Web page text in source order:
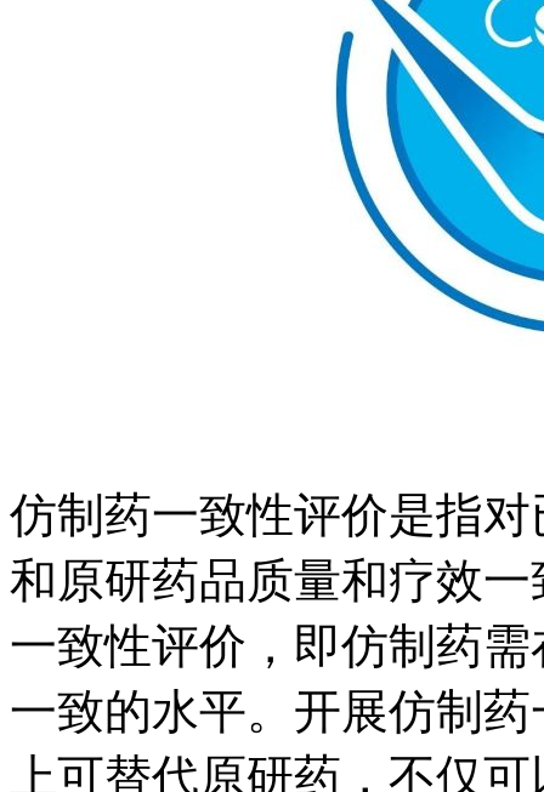
仿制药一致性评价是指对
和原研药品质量和疗效一
一致性评价，即仿制
一致的水平。开展仿制药
上可替代原研药，不仅